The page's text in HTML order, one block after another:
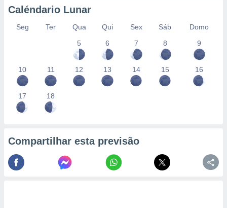
Caléndario Lunar
Seg Ter Qua Qui Sex Sáb
Domo
5
6 7 8 9
10 11 12 13 14 15 16
17 18
Compartilhar esta previsão